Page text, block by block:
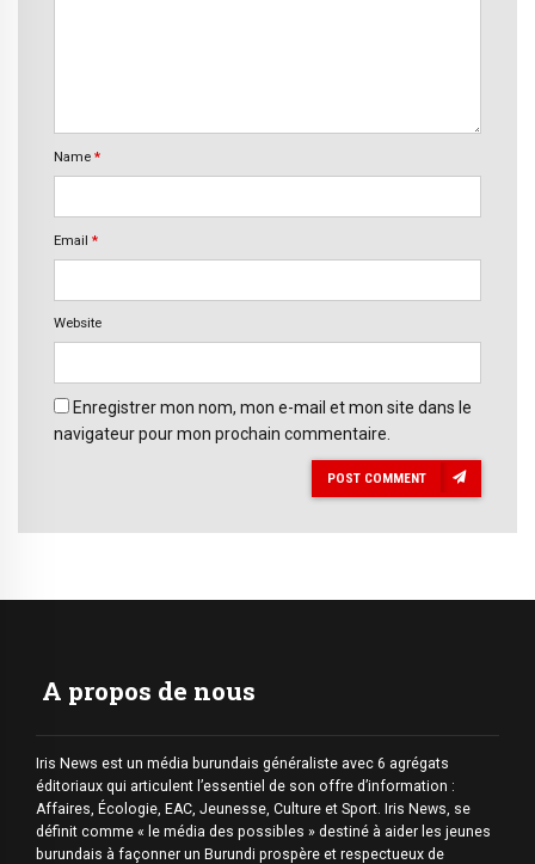
Name *
Email *
Website
Enregistrer mon nom, mon e-mail et mon site dans le
navigateur pour mon prochain commentaire.
POST COMMENT
A propos de nous
Iris News est un média burundais généraliste avec 6 agrégats
éditoriaux qui articulent l’essentiel de son offre d’information :
Affaires, Écologie, EAC, Jeunesse, Culture et Sport. Iris News, se
définit comme « le média des possibles » destiné à aider les jeunes
burundais à façonner un Burundi prospère et respectueux de